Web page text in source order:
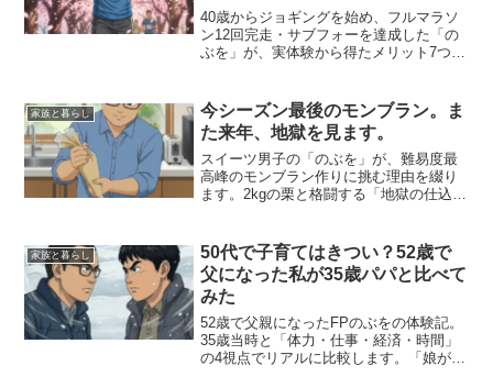
40歳からジョギングを始め、フルマラソ
ン12回完走・サブフォーを達成した「の
ぶを」が、実体験から得たメリット7つを
動不足に悩む方の背中を優しく押す内容
をお届けします。
家族と暮らし
今シーズン最後のモンブラン。ま
た来年、地獄を見ます。
スイーツ男子の「のぶを」が、難易度最
高峰のモンブラン作りに挑む理由を綴り
ます。2kgの栗と格闘する「地獄の仕込
への愛が詰まった、こだわりのスイーツ
ライフをお届けします。
家族と暮らし
50代で子育てはきつい？52歳で
父になった私が35歳パパと比べて
みた
52歳で父親になったFPのぶをの体験記。
35歳当時と「体力・仕事・経済・時間」
の4視点でリアルに比較します。「娘が20